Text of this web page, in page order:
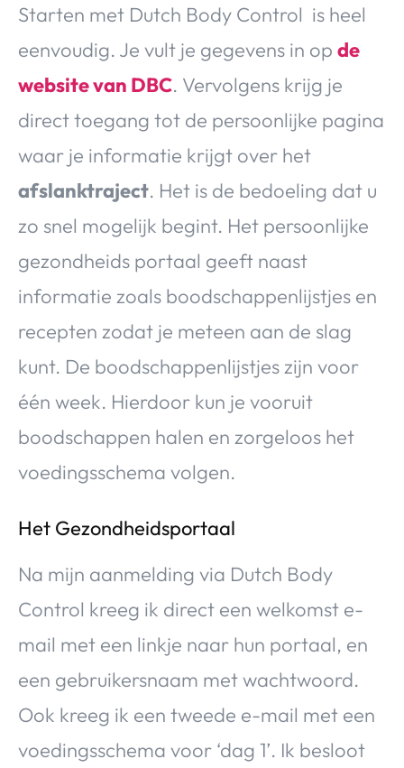
Starten met Dutch Body Control is heel
eenvoudig. Je vult je gegevens in op de
website van DBC. Vervolgens krijg je
direct toegang tot de persoonlijke pagina
waar je informatie krijgt over het
afslanktraject. Het is de bedoeling dat u
zo snel mogelijk begint. Het persoonlijke
gezondheids portaal geeft naast
informatie zoals boodschappenlijstjes en
recepten zodat je meteen aan de slag
kunt. De boodschappenlijstjes zijn voor
één week. Hierdoor kun je vooruit
boodschappen halen en zorgeloos het
voedingsschema volgen.
Het Gezondheidsportaal
Na mijn aanmelding via Dutch Body
Control kreeg ik direct een welkomst e-
mail met een linkje naar hun portaal, en
een gebruikersnaam met wachtwoord.
Ook kreeg ik een tweede e-mail met een
voedingsschema voor ‘dag 1’. Ik besloot